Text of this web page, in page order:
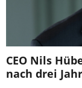
CEO Nils
nach drei